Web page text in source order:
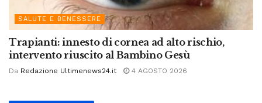
SALUTE E BENESSERE
Trapianti: innesto di cornea ad alto rischio,
intervento riuscito al Bambino Gesù
Da Redazione Ultimenews24.it 4 AGOSTO 2026